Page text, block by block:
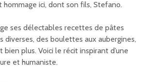
ici, dont son fils, Stefano.
ses délectables recettes de pâtes
diverses, des boulettes aux aubergines,
plus. Voici le récit inspirant d’une
et humaniste.